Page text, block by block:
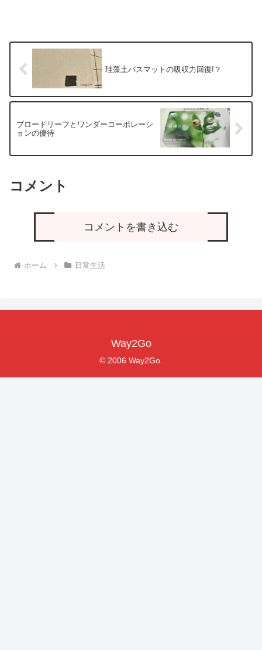
珪藻土バスマットの吸収力回復!？
ブロードリーフとワンダーコーポレーシ
ョンの優待
コメント
コメントを書き込む
ホーム 日常生活
Way2Go
© 2006 Way2Go.